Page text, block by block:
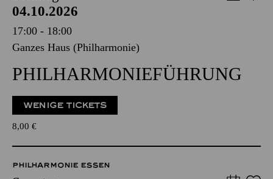
PHILHARMONIE ESSEN
Sonntag
04.10.2026
17:00 - 18:00
PHILHARMONIE­FÜHRUNG
8,00 €